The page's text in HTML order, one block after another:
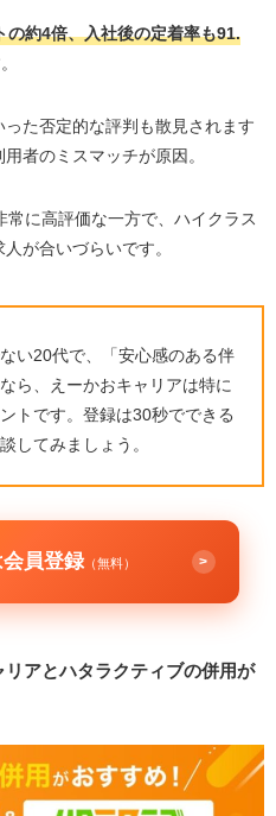
気の求人はすぐに募集が
中小企業の求人が多く、大
人票の情報が少なすぎる
功させるための5つのポイン
ど、えーかおキャリアのサポ
こなう
す
望を伝える
希望条件と合わない求人を
きがあり、提案の質が安定
以上の経験者や高年収を目
の約4倍、入社後の定着率も91.
た否定的な評判も散見されます
者のミスマッチが原因。
に高評価な一方で、ハイクラス
が合いづらいです。
い20代で、「安心感のある伴
ら、えーかおキャリアは特に
トです。登録は30秒でできる
してみましょう。
会員登録（無料） >
アとハタラクティブの併用が